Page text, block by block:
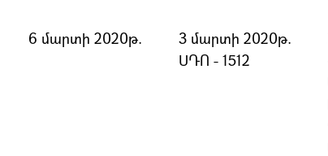
6 մարտի 2020թ.
3 մարտի 2020թ.
ՍԴՈ - 1512